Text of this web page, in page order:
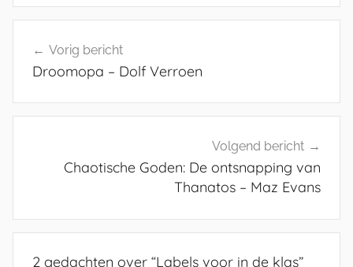
navigatie
Vorig bericht
Droomopa – Dolf Verroen
Volgend bericht
Chaotische Goden: De ontsnapping van
Thanatos – Maz Evans
2 gedachten over “Labels voor in de klas”